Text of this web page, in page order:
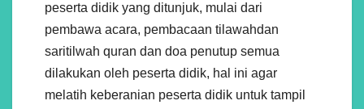
peserta didik yang ditunjuk, mulai dari
pembawa acara, pembacaan tilawahdan
saritilwah quran dan doa penutup semua
dilakukan oleh peserta didik, hal ini agar
melatih keberanian peserta didik untuk tampil